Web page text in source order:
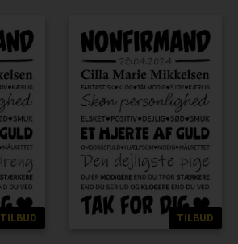
TILBUD TILBUD